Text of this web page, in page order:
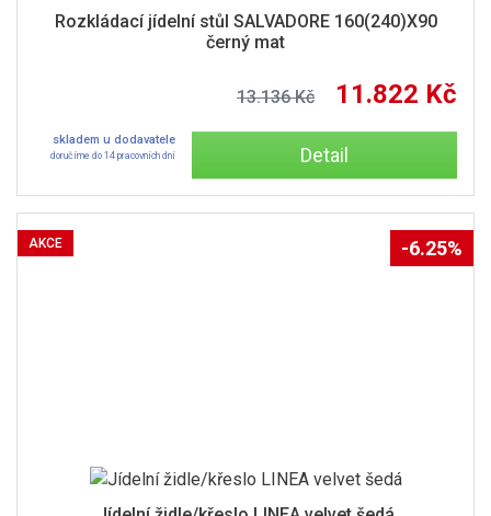
Rozkládací jídelní stůl SALVADORE 160(240)X90
černý mat
13.136 Kč 11.822 Kč
skladem u dodavatele
doručíme do 14 pracovních dní Detail
AKCE -6.25%